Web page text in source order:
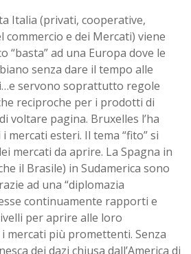
Italia (privati, cooperative,
commercio e dei Mercati) viene
“basta” ad una Europa dove le
senza dare il tempo alle
servono soprattutto regole
reciproche per i prodotti di
voltare pagina. Bruxelles l’ha
mercati esteri. Il tema “fito” si
mercati da aprire. La Spagna in
il Brasile) in Sudamerica sono
ad una “diplomazia
continuamente rapporti e
per aprire alle loro
mercati più promettenti. Senza
dei dazi chiusa dall’America di